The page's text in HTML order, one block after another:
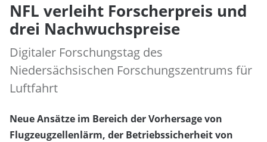
NFL verleiht Forscherpreis und
drei Nachwuchspreise
Digitaler Forschungstag des
Niedersächsischen Forschungszentrums für
Luftfahrt
Neue Ansätze im Bereich der Vorhersage von
Flugzeugzellenlärm, der Betriebssicherheit von